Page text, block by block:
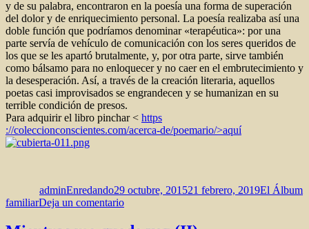
y de su palabra, encontraron en la poesía una forma de superación
del dolor y de enriquecimiento personal. La poesía realizaba así una
doble función que podríamos denominar «terapéutica»: por una
parte servía de vehículo de comunicación con los seres queridos de
los que se les apartó brutalmente, y, por otra parte, sirve también
como bálsamo para no enloquecer y no caer en el embrutecimiento y
la desesperación. Así, a través de la creación literaria, aquellos
poetas casi improvisados se engrandecen y se humanizan en su
terrible condición de presos.
Para adquirir el libro pinchar < https
://coleccionconscientes.com/acerca-de/poemario/>aquí
adminEnredando29 octubre, 201521 febrero, 2019El Álbum
familiarDeja un comentarioen
a